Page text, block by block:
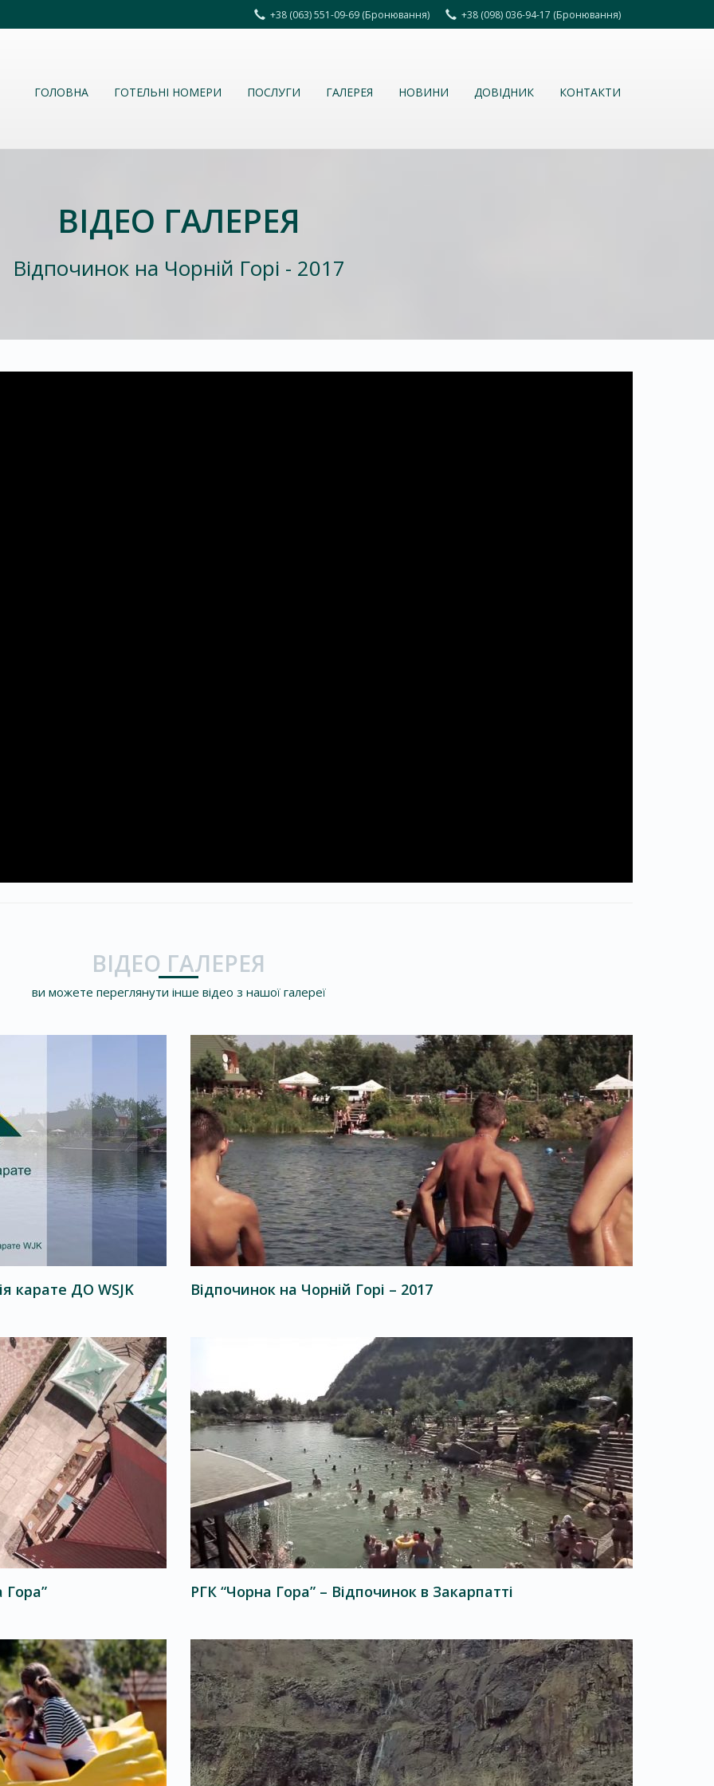
+38 (063) 551-09-69 (Бронювання) +38 (098) 036-94-17 (Бронювання)
ГОЛОВНА ГОТЕЛЬНІ НОМЕРИ ПОСЛУГИ ГАЛЕРЕЯ НОВИНИ ДОВІДНИК КОНТАКТИ
ВІДЕО ГАЛЕРЕЯ
Відпочинок на Чорній Горі - 2017
ВІДЕО ГАЛЕРЕЯ
ви можете переглянути інше відео з нашої галереї
карате ДО WSJK Відпочинок на Чорній Горі – 2017
Гора” РГК “Чорна Гора” – Відпочинок в Закарпатті